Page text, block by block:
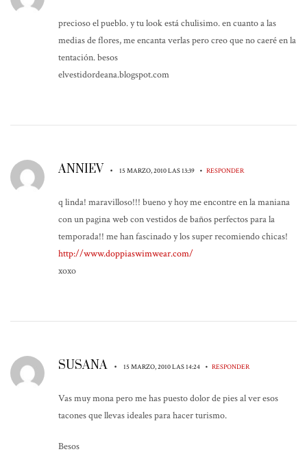
precioso el pueblo. y tu look está chulisimo. en cuanto a las
medias de flores, me encanta verlas pero creo que no caeré en la
tentación. besos
elvestidordeana.blogspot.com
ANNIEV • 15 MARZO, 2010 LAS 13:39 • RESPONDER
q linda! maravilloso!!! bueno y hoy me encontre en la maniana
con un pagina web con vestidos de baños perfectos para la
temporada!! me han fascinado y los super recomiendo chicas!
http://www.doppiaswimwear.com/
xoxo
SUSANA • 15 MARZO, 2010 LAS 14:24 • RESPONDER
Vas muy mona pero me has puesto dolor de pies al ver esos
tacones que llevas ideales para hacer turismo.
Besos